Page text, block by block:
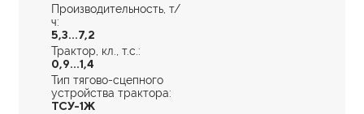
Производительность, т/
ч:
5,3...7,2
Трактор, кл., т.с.:
0,9...1,4
Тип тягово-сцепного
устройства трактора:
ТСУ-1Ж